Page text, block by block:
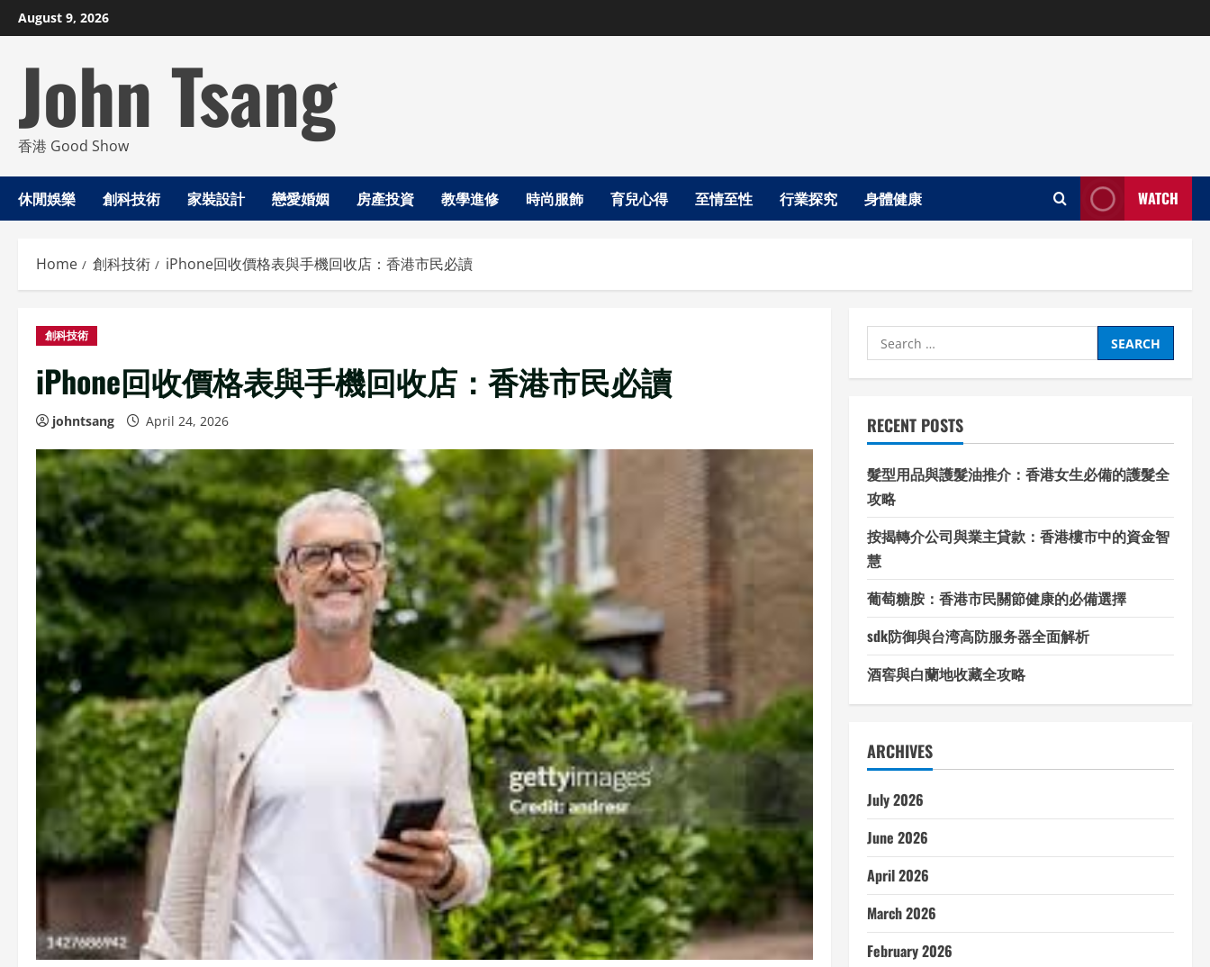
Skip
to
August 9, 2026
John Tsang
香港 Good Show
休閒娛樂 創科技術 家裝設計 戀愛婚姻 房產投資 教學進修 時尚服飾 育兒心得 至情至性 行業探究 身體健康 WATCH
Home 創科技術 iPhone回收價格表與手機回收店：香港市民必讀
創科技術
iPhone回收價格表與手機回收店：香港市民必讀
johntsang April 24, 2026
Search
for:
RECENT POSTS
髮型用品與護髮油推介：香港女生必備的護髮全
攻略
按揭轉介公司與業主貸款：香港樓市中的資金智
慧
葡萄糖胺：香港市民關節健康的必備選擇
sdk防御與台湾高防服务器全面解析
酒窖與白蘭地收藏全攻略
ARCHIVES
July 2026
June 2026
April 2026
March 2026
February 2026